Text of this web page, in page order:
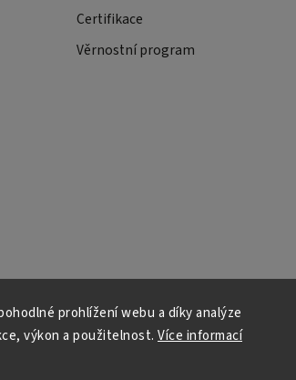
prohlížení webu a díky analýze
výkon a použitelnost. Více informací
Certifikace
Věrnostní program